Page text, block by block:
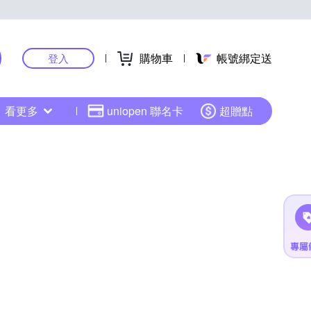
登入 購物車 帳號綁定送
看更多 uniopen 聯名卡 超贈點